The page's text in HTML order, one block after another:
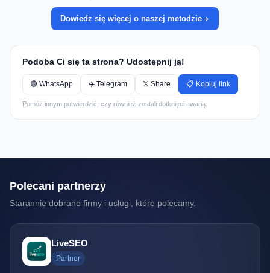
Dowiedz się więcej o naszej metodzie
Podoba Ci się ta strona? Udostępnij ją!
🟢 WhatsApp ✈️ Telegram 𝕏 Share 📋 Kopiuj link
Pomóż innym potwierdzić, czy również zostali dotknięci awarią.
Polecani partnerzy
Starannie dobrane firmy i usługi, które polecamy.
LiveSEO
Partner